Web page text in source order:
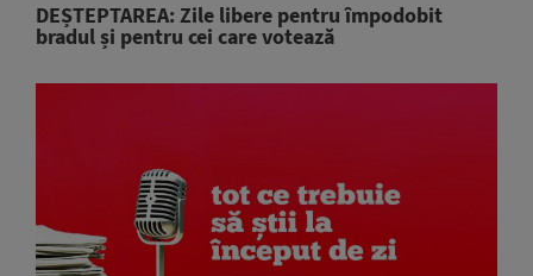
DEȘTEPTAREA: Zile libere pentru împodobit
bradul și pentru cei care votează